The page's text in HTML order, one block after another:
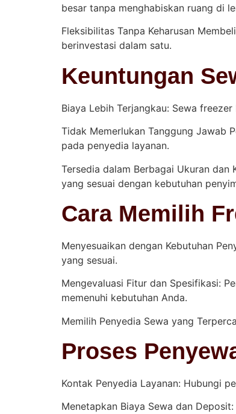
besar tanpa menghabiskan ruang di
Fleksibilitas Tanpa Keharusan
berinvestasi dalam satu.
Keuntungan
Biaya Lebih Terjangkau: Sewa
Tidak Memerlukan Tanggung Jawab
pada penyedia layanan.
Tersedia dalam Berbagai Ukuran dan
yang sesuai dengan kebutuhan
Cara Memilih
Menyesuaikan dengan Kebutuhan
yang sesuai.
Mengevaluasi Fitur dan Spesifikasi:
memenuhi kebutuhan Anda.
Memilih Penyedia Sewa yang
Proses
Kontak Penyedia Layanan: Hubungi
Menetapkan Biaya Sewa dan